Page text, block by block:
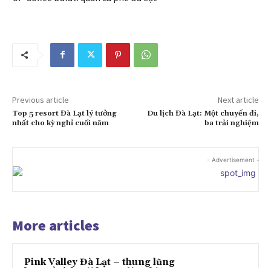
Previous article
Top 5 resort Đà Lạt lý tưởng
nhất cho kỳ nghỉ cuối năm
Next article
Du lịch Đà Lạt: Một chuyến đi,
ba trải nghiệm
- Advertisement -
More articles
Pink Valley Đà Lạt – thung lũng